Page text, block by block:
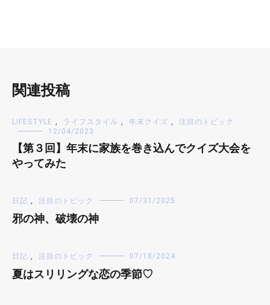
関連投稿
LIFESTYLE , ライフスタイル , 年末クイズ ,
注目のトピック
12/04/2023
【第３回】年末に家族を巻き込んでクイズ大会を
やってみた
日記 , 注目のトピック 07/31/2025
邪の神、破壊の神
日記 , 注目のトピック 07/18/2024
夏はスリリングな恋の季節♡